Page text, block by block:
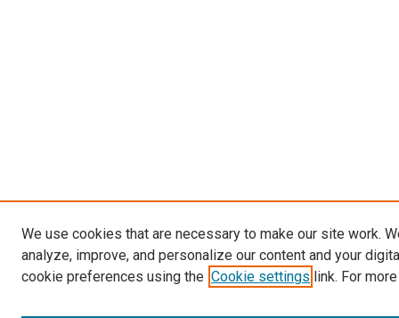
We use cookies that are necessary to make our site work.
analyze, improve, and personalize our content and your
cookie preferences using the Cookie settings link. For